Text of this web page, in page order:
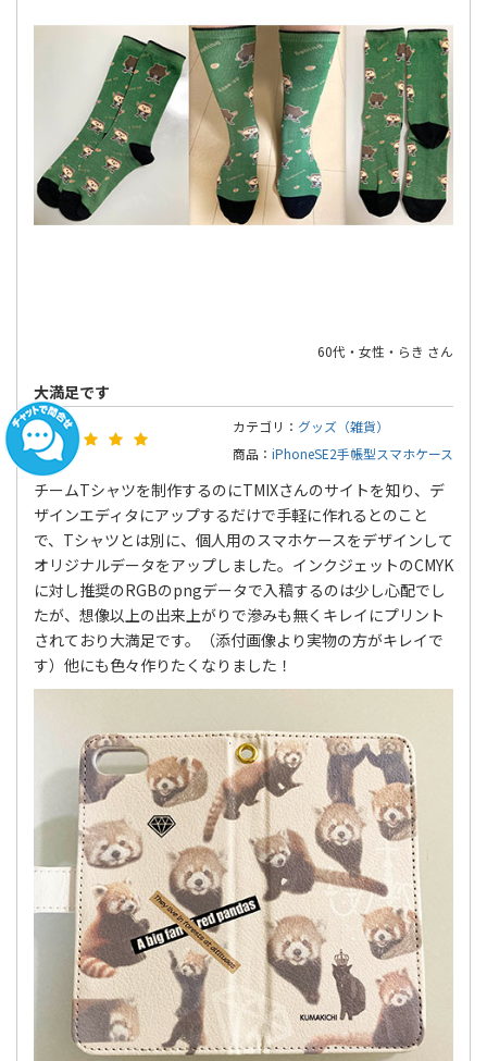
60代・女性・らき さん
大満足です
カテゴリ： グッズ（雑貨）
商品： iPhoneSE2手帳型スマホケース
チームTシャツを制作するのにTMIXさんのサイトを知り、デ
ザインエディタにアップするだけで手軽に作れるとのこと
で、Tシャツとは別に、個人用のスマホケースをデザインして
オリジナルデータをアップしました。インクジェットのCMYK
に対し推奨のRGBのpngデータで入稿するのは少し心配でし
たが、想像以上の出来上がりで滲みも無くキレイにプリント
されており大満足です。（添付画像より実物の方がキレイで
す）他にも色々作りたくなりました！